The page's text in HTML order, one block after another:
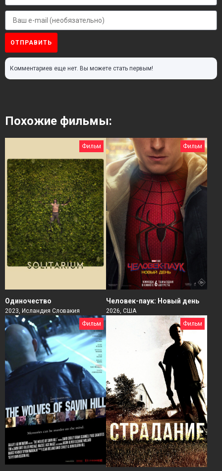
ОТПРАВИТЬ
Комментариев еще нет. Вы можете стать первым!
Похожие фильмы:
Фильм
Одиночество
2023, Исландия Словакия
Фильм
Человек-паук: Новый день
2026, США
Фильм
Фильм